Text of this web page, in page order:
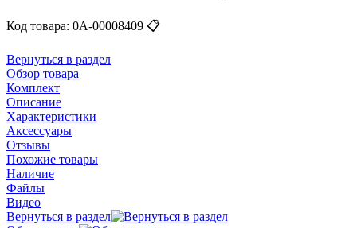
Код товара: 0А-00008409 📋
Вернуться в раздел
Обзор товара
Комплект
Описание
Характеристики
Аксессуары
Отзывы
Похожие товары
Наличие
Файлы
Видео
Вернуться в раздел